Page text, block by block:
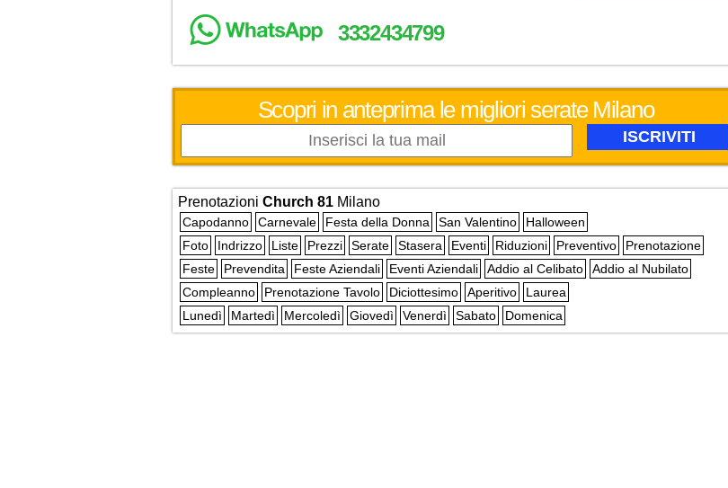
3332434799
Scopri in anteprima le migliori serate Milano
Prenotazioni Church 81 Milano
Capodanno Carnevale Festa della Donna San Valentino
Halloween
Foto
Indrizzo Liste Prezzi Serate Stasera Eventi Riduzioni Preventivo
Prenotazione
Feste
Prevendita Feste Aziendali Eventi Aziendali Addio al Celibato
Addio al Nubilato
Compleanno
Prenotazione Tavolo Diciottesimo Aperitivo
Laurea
Lunedì
Martedì Mercoledì Giovedì Venerdì Sabato Domenica